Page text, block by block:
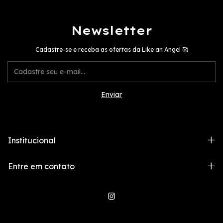
Newsletter
Cadastre-se e receba as ofertas da Like an Angel 🥰
Institucional
Entre em contato